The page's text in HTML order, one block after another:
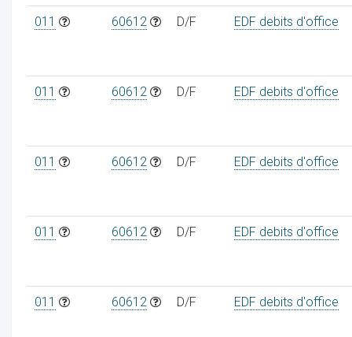
011 60612 D/F EDF debits d'office
011 60612 D/F EDF debits d'office
011 60612 D/F EDF debits d'office
011 60612 D/F EDF debits d'office
011 60612 D/F EDF debits d'office